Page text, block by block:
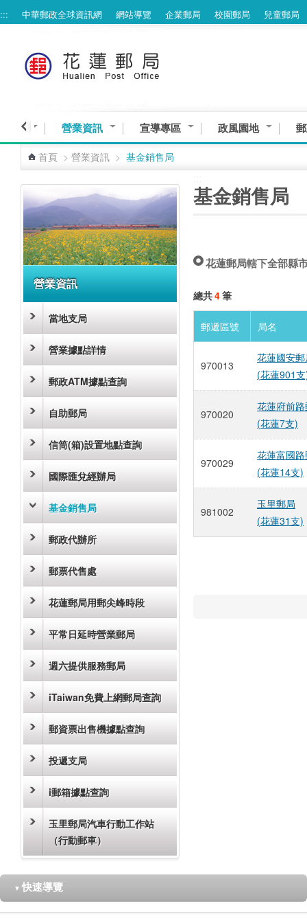
跳到主要內容區塊
::: 中華郵政全球資訊網 網站導覽 企業郵局 校園郵局 兒童郵局
服務 營業資訊 宣導專區 政風園地
首頁 > 營業資訊 > 基金銷售局
營業資訊
當地支局
營業據點詳情
郵政ATM據點查詢
自助郵局
信筒(箱)設置地點查詢
國際匯兌經辦局
基金銷售局
郵政代辦所
郵票代售處
花蓮郵局用郵尖峰時段
平常日延時營業郵局
週六提供服務郵局
iTaiwan免費上網郵局查詢
郵資票出售機據點查詢
投遞支局
i郵箱據點查詢
玉里郵局汽車行動工作站
（行動郵車）
基金銷售局
花蓮郵局轄下全部縣
總共4筆
郵遞區號 局名
970013
花蓮國安
(花蓮901
970020
花蓮府前
(花蓮7支)
970029
花蓮富國
(花蓮14支)
981002
玉里郵局
(花蓮31支)
▼ 快速導覽